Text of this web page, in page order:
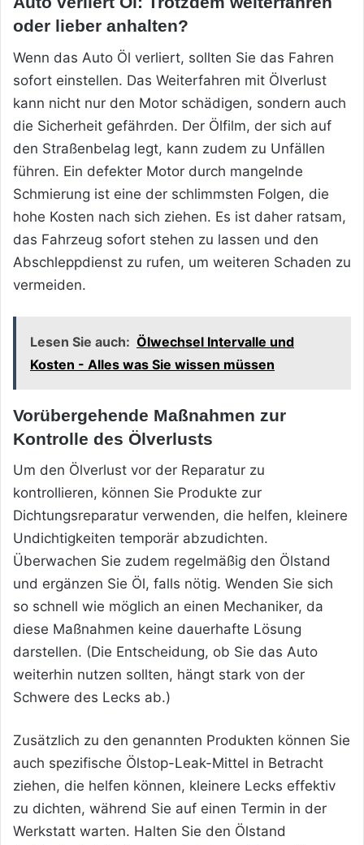
oder lieber anhalten?
Wenn das Auto Öl verliert, sollten Sie das Fahren
sofort einstellen. Das Weiterfahren mit Ölverlust
kann nicht nur den Motor schädigen, sondern auch
die Sicherheit gefährden. Der Ölfilm, der sich auf
den Straßenbelag legt, kann zudem zu Unfällen
führen. Ein defekter Motor durch mangelnde
Schmierung ist eine der schlimmsten Folgen, die
hohe Kosten nach sich ziehen. Es ist daher ratsam,
das Fahrzeug sofort stehen zu lassen und den
Abschleppdienst zu rufen, um weiteren Schaden zu
vermeiden.
Lesen Sie auch: Ölwechsel Intervalle und
Kosten - Alles was Sie wissen müssen
Vorübergehende Maßnahmen zur
Kontrolle des Ölverlusts
Um den Ölverlust vor der Reparatur zu
kontrollieren, können Sie Produkte zur
Dichtungsreparatur verwenden, die helfen, kleinere
Undichtigkeiten temporär abzudichten.
Überwachen Sie zudem regelmäßig den Ölstand
und ergänzen Sie Öl, falls nötig. Wenden Sie sich
so schnell wie möglich an einen Mechaniker, da
diese Maßnahmen keine dauerhafte Lösung
darstellen. (Die Entscheidung, ob Sie das Auto
weiterhin nutzen sollten, hängt stark von der
Schwere des Lecks ab.)
Zusätzlich zu den genannten Produkten können Sie
auch spezifische Ölstop-Leak-Mittel in Betracht
ziehen, die helfen können, kleinere Lecks effektiv
zu dichten, während Sie auf einen Termin in der
Werkstatt warten. Halten Sie den Ölstand